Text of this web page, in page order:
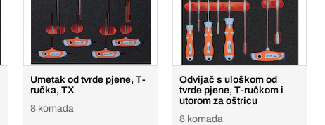
Umetak od tvrde pjene, T-
ručka, TX
8 komada
Odvijač s uloškom od
tvrde pjene, T-ručkom i
utorom za oštricu
8 komada